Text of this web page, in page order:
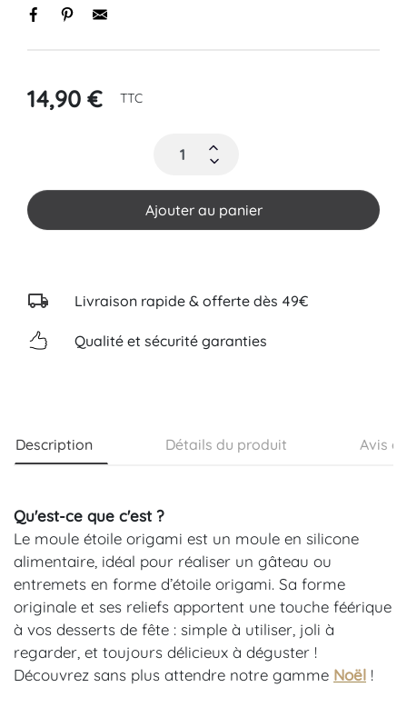
14,90 € TTC
Ajouter au panier
Livraison rapide & offerte dès 49€
Qualité et sécurité garanties
Description Détails du produit Avis
Qu'est-ce que c'est ?
Le moule étoile origami est un moule en silicone
alimentaire, idéal pour réaliser un gâteau ou
entremets en forme d’étoile origami. Sa forme
originale et ses reliefs apportent une touche féérique
à vos desserts de fête : simple à utiliser, joli à
regarder, et toujours délicieux à déguster !
Découvrez sans plus attendre notre gamme Noël !